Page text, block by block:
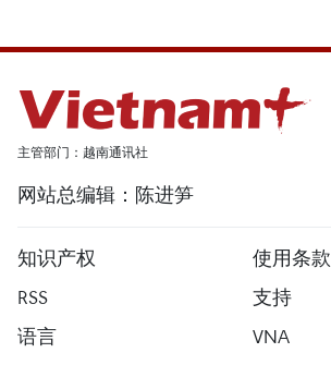
主管部门：越南通讯社
网站总编辑：陈进笋
知识产权
使用条款
RSS
支持
语言
VNA